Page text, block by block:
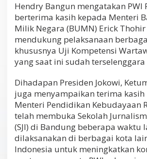
Hendry Bangun mengatakan PWI
berterima kasih kepada Menteri
Milik Negara (BUMN) Erick
mendukung pelaksanaan
khususnya Uji Kompetensi
yang saat ini sudah
Dihadapan Presiden Jokowi,
juga menyampaikan terima kasih
Menteri Pendidikan Kebudayaan
telah membuka Sekolah
(SJI) di Bandung beberapa waktu
dilaksanakan di berbagai kota
Indonesia untuk meningkatkan